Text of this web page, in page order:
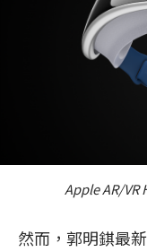
Apple AR/VR
然而，郭明錤最